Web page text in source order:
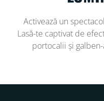
Activează un
Lasă-te captivat de
portocalii și